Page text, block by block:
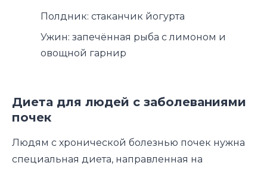
Полдник: стаканчик йогурта
Ужин: запечённая рыба с лимоном и
овощной гарнир
Диета для людей с заболеваниями
почек
Людям с хронической болезнью почек нужна
специальная диета, направленная на